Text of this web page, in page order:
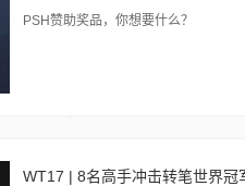
PSH赞助奖品，你想要什么？
WT17 | 8名高手冲击转笔世界冠